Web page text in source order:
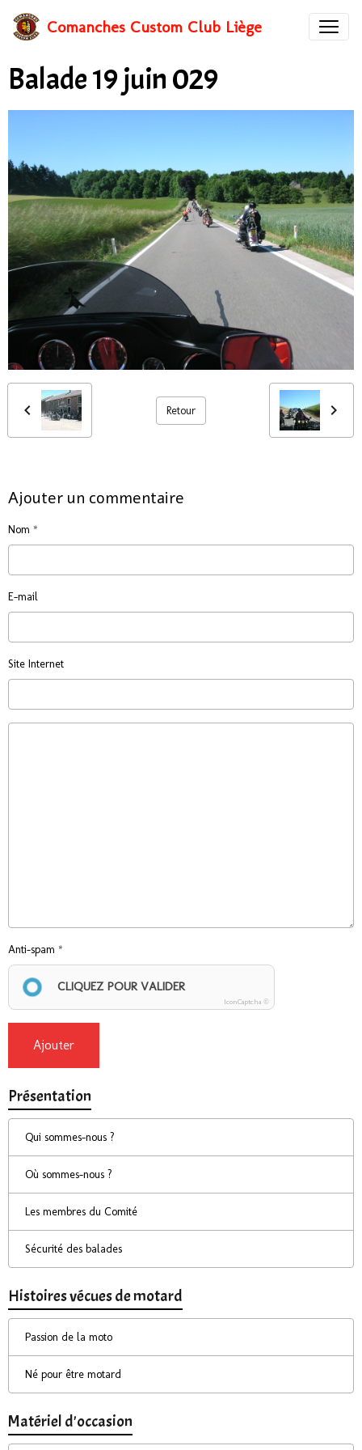
Comanches Custom Club Liège
Balade 19 juin 029
Retour
Ajouter un commentaire
Nom
E-mail
Site Internet
Anti-spam
CLIQUEZ POUR VALIDER
IconCaptcha ©
Ajouter
Présentation
Qui sommes-nous ?
Où sommes-nous ?
Les membres du Comité
Sécurité des balades
Histoires vécues de motard
Passion de la moto
Né pour être motard
Matériel d'occasion